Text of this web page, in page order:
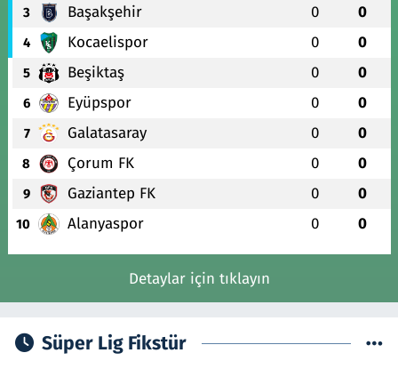
3 Başakşehir 0 0
4 Kocaelispor 0 0
5 Beşiktaş 0 0
6 Eyüpspor 0 0
7 Galatasaray 0 0
8 Çorum FK 0 0
9 Gaziantep FK 0 0
10 Alanyaspor 0 0
Detaylar için tıklayın
Süper Lig Fikstür